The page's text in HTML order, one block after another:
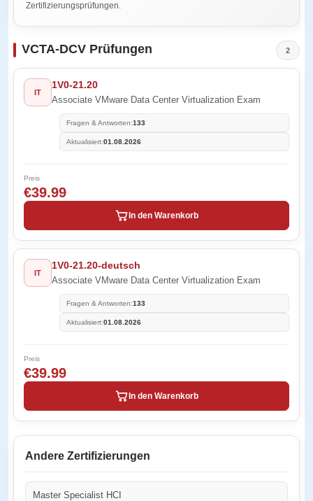
Zertifizierungsprüfungen.
VCTA-DCV Prüfungen 2
IT
1V0-21.20
Associate VMware Data Center Virtualization Exam
Fragen & Antworten:133
Aktualisiert:01.08.2026
Preis
€39.99
In den Warenkorb
IT
1V0-21.20-deutsch
Associate VMware Data Center Virtualization Exam
Fragen & Antworten:133
Aktualisiert:01.08.2026
Preis
€39.99
In den Warenkorb
Andere Zertifizierungen
Master Specialist HCI